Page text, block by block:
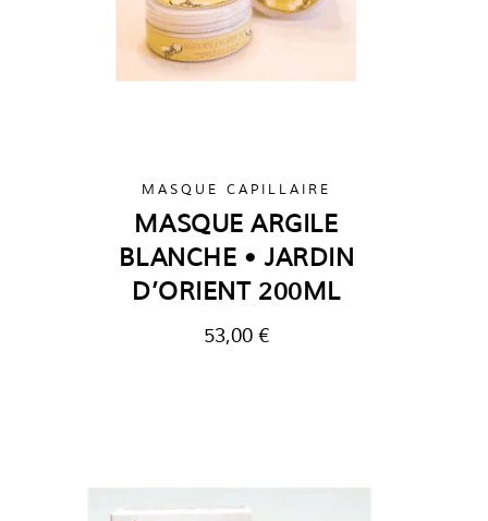
MASQUE CAPILLAIRE
MASQUE ARGILE
BLANCHE • JARDIN
D’ORIENT 200ML
53,00 €